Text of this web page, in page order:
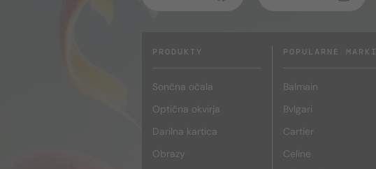
PRODUKTY
Sončna očala
Optična okvirja
Darilna kartica
Obrazy
POPULARNE MARKI
Balmain
Bvlgari
Cartier
Celine